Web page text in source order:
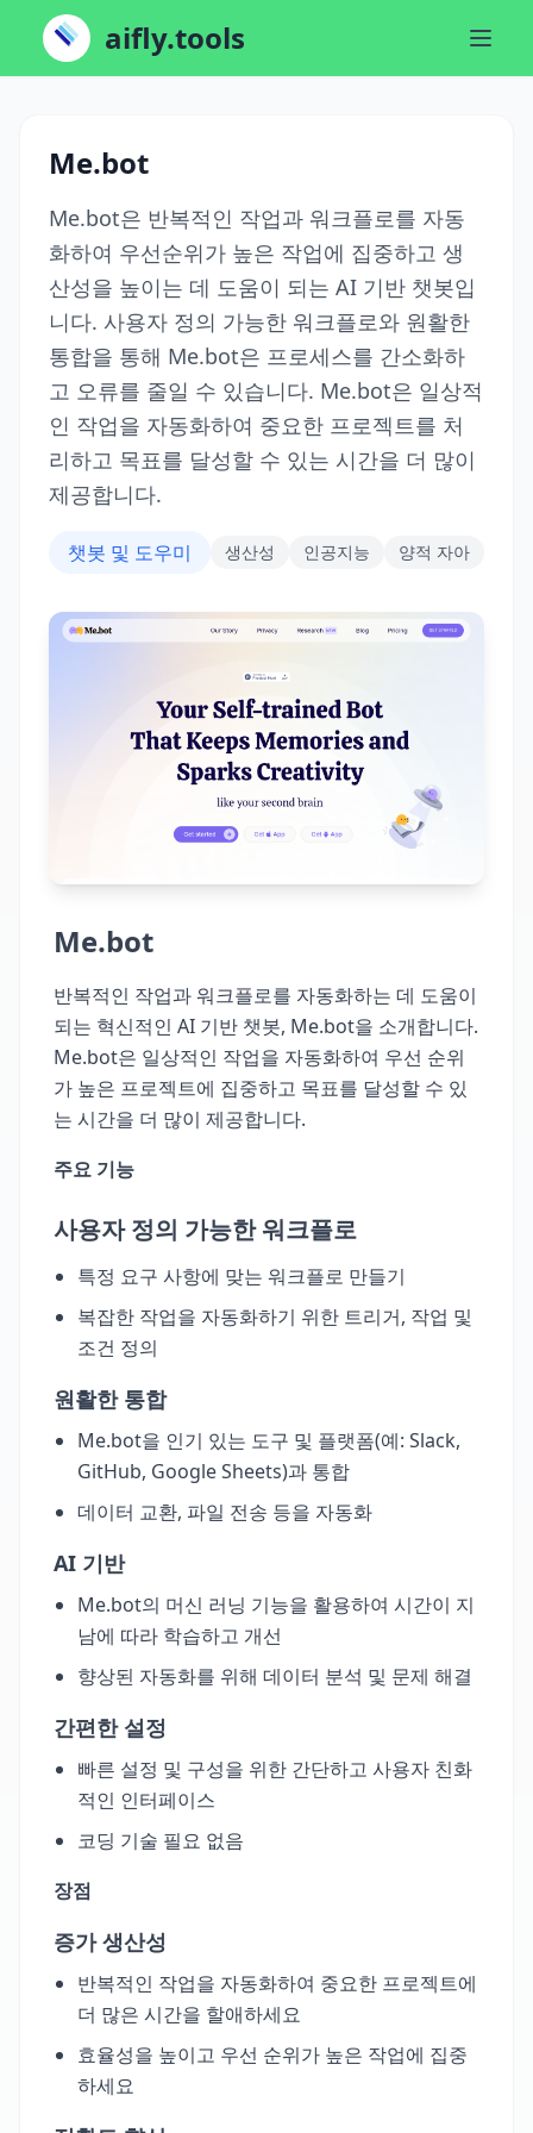
aifly.tools
Me.bot
Me.bot은 반복적인 작업과 워크플로를 자동
화하여 우선순위가 높은 작업에 집중하고 생
산성을 높이는 데 도움이 되는 AI 기반 챗봇입
니다. 사용자 정의 가능한 워크플로와 원활한
통합을 통해 Me.bot은 프로세스를 간소화하
고 오류를 줄일 수 있습니다. Me.bot은 일상적
인 작업을 자동화하여 중요한 프로젝트를 처
리하고 목표를 달성할 수 있는 시간을 더 많이
제공합니다.
챗봇 및 도우미 생산성 인공지능 양적 자아
Me.bot
반복적인 작업과 워크플로를 자동화하는 데 도움이
되는 혁신적인 AI 기반 챗봇, Me.bot을 소개합니다.
Me.bot은 일상적인 작업을 자동화하여 우선 순위
가 높은 프로젝트에 집중하고 목표를 달성할 수 있
는 시간을 더 많이 제공합니다.
주요 기능
사용자 정의 가능한 워크플로
특정 요구 사항에 맞는 워크플로 만들기
복잡한 작업을 자동화하기 위한 트리거, 작업 및
조건 정의
원활한 통합
Me.bot을 인기 있는 도구 및 플랫폼(예: Slack,
GitHub, Google Sheets)과 통합
데이터 교환, 파일 전송 등을 자동화
AI 기반
Me.bot의 머신 러닝 기능을 활용하여 시간이 지
남에 따라 학습하고 개선
향상된 자동화를 위해 데이터 분석 및 문제 해결
간편한 설정
빠른 설정 및 구성을 위한 간단하고 사용자 친화
적인 인터페이스
코딩 기술 필요 없음
장점
증가 생산성
반복적인 작업을 자동화하여 중요한 프로젝트에
더 많은 시간을 할애하세요
효율성을 높이고 우선 순위가 높은 작업에 집중
하세요